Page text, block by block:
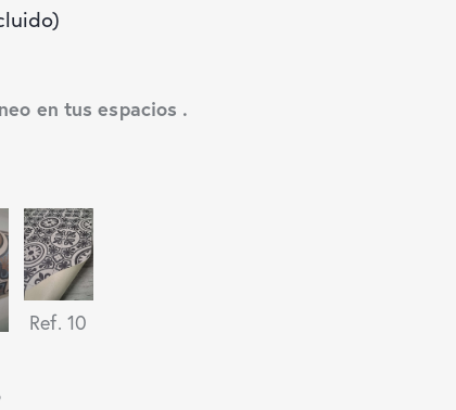
en tus espacios .
Ref. 10